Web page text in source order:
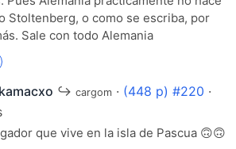
Stoltenberg, o como se escriba, por
Sale con todo Alemania
↪ cargom· (448 p) #220 ·
que vive en la isla de Pascua 🙃🙃